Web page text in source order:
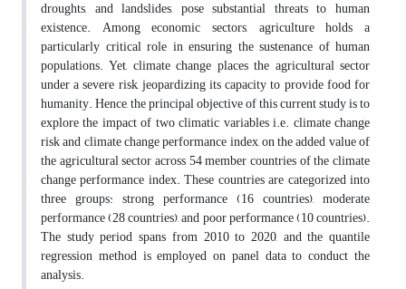
droughts, and landslides, pose substantial threats to human
existence. Among economic sectors, agriculture holds a
particularly critical role in ensuring the sustenance of human
populations. Yet, climate change places the agricultural sector
under a severe risk, jeopardizing its capacity to provide food for
humanity. Hence, the principal objective of this current study is to
explore the impact of two climatic variables i.e. climate change
risk and climate change performance index, on the added value of
the agricultural sector across 54 member countries of the climate
change performance index. These countries are categorized into
three groups: strong performance (16 countries), moderate
performance (28 countries), and poor performance (10 countries).
The study period spans from 2010 to 2020, and the quantile
regression method is employed on panel data to conduct the
analysis.